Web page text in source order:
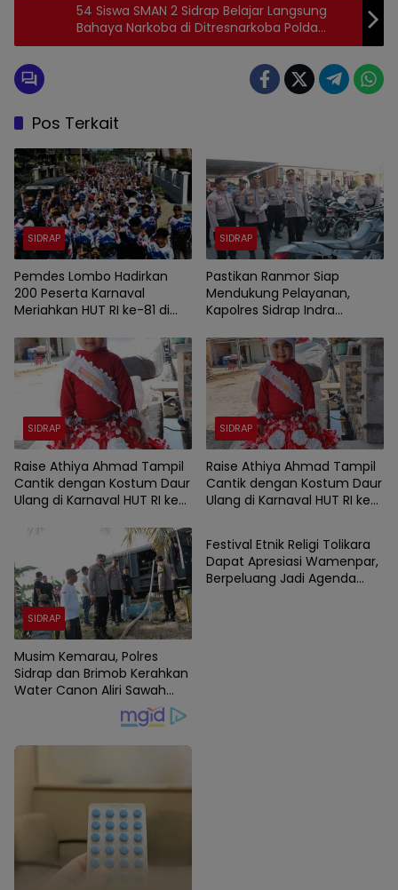
54 Siswa SMAN 2 Sidrap Belajar Langsung
Bahaya Narkoba di Ditresnarkoba Polda
Sulsel
Pos Terkait
SIDRAP
Pemdes Lombo Hadirkan
200 Peserta Karnaval
Meriahkan HUT RI ke-81 di
SIDRAP
Pastikan Ranmor Siap
Mendukung Pelayanan,
Kapolres Sidrap Indra
Dinas
SIDRAP
Raise Athiya Ahmad Tampil
Cantik dengan Kostum Daur
Ulang di Karnaval HUT RI ke-
SIDRAP
Raise Athiya Ahmad Tampil
Cantik dengan Kostum Daur
Ulang di Karnaval HUT RI ke-
SIDRAP
Musim Kemarau, Polres
Sidrap dan Brimob Kerahkan
Water Canon Aliri Sawah
Nasional
Festival Etnik Religi Tolikara
Dapat Apresiasi Wamenpar,
Berpeluang Jadi Agenda